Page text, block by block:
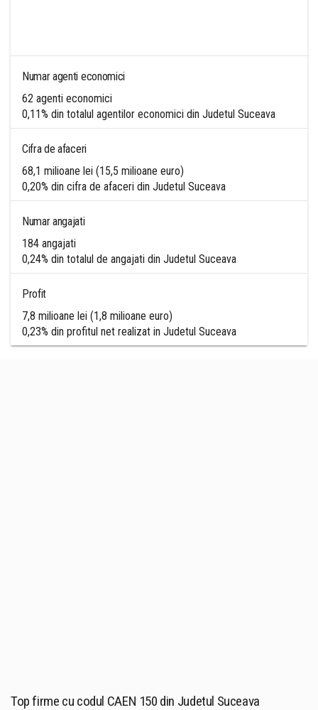
Numar agenti economici
62 agenti economici
0,11% din totalul agentilor economici din Judetul Suceava
Cifra de afaceri
68,1 milioane lei (15,5 milioane euro)
0,20% din cifra de afaceri din Judetul Suceava
Numar angajati
184 angajati
0,24% din totalul de angajati din Judetul Suceava
Profit
7,8 milioane lei (1,8 milioane euro)
0,23% din profitul net realizat in Judetul Suceava
Top firme cu codul CAEN 150 din Judetul Suceava